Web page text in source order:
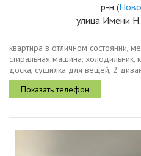
р-н (
улица Имени
квартира в отличном состоянии,
стиральная машина, холодильник,
доска, сушилка для вещей, 2